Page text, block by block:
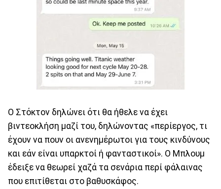
Ο Στόκτον δηλώνει ότι θα ήθελε να έχει
βιντεοκλήση μαζί του, δηλώνοντας «περίεργος, τι
έχουν να πουν οι ανενημέρωτοι για τους κινδύνους
και εάν είναι υπαρκτοί ή φανταστικοί». Ο Μπλουμ
έδειξε να θεωρεί χαζά τα σενάρια περί φάλαινας
που επιτίθεται στο βαθυσκάφος.